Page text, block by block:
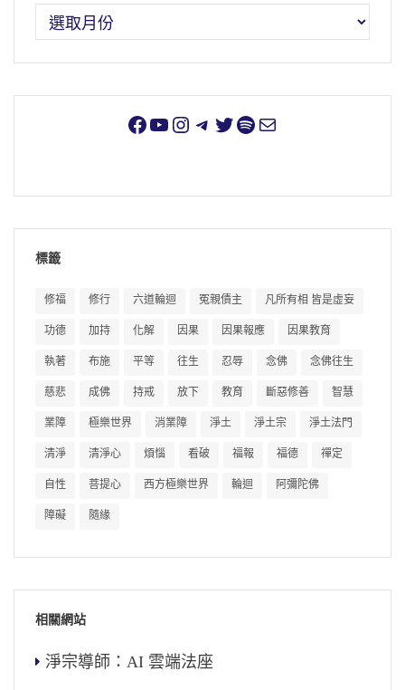
標籤
修福 修行 六道輪迴 冤親債主 凡所有相 皆是虛妄
功德 加持 化解 因果 因果報應 因果教育
執著 布施 平等 往生 忍辱 念佛 念佛往生
慈悲 成佛 持戒 放下 教育 斷惡修善 智慧
業障 極樂世界 消業障 淨土 淨土宗 淨土法門
清淨 清淨心 煩惱 看破 福報 福德 禪定
自性 菩提心 西方極樂世界 輪迴 阿彌陀佛
障礙 隨緣
相關網站
淨宗導師：AI 雲端法座